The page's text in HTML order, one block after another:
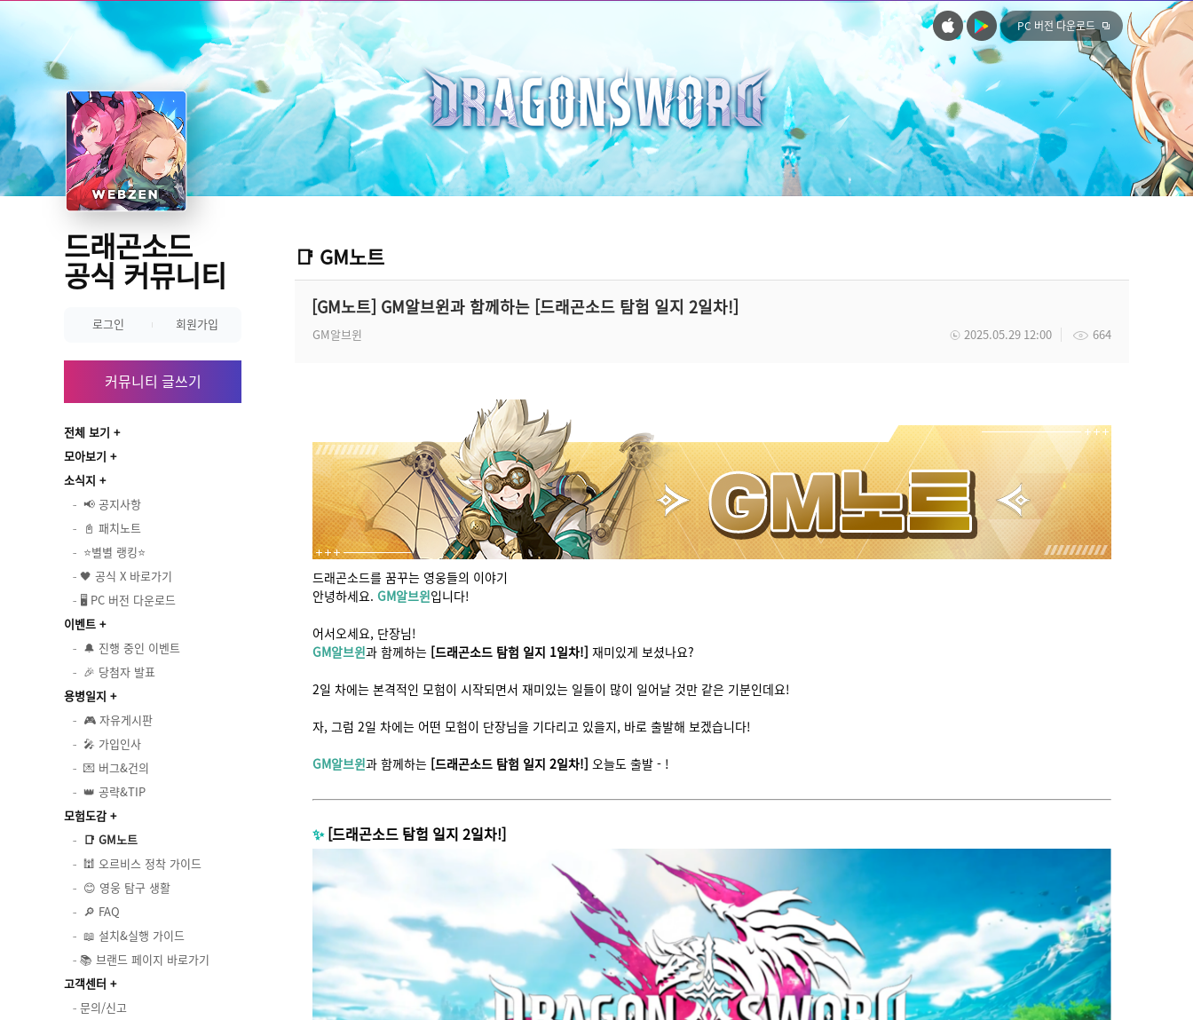
PC 버전 다운로드
드래곤소드
공식 커뮤니티
로그인 회원가입
커뮤니티 글쓰기
전체 보기
모아보기
소식지
📢 공지사항
📓 패치노트
⭐별별 랭킹⭐
🖤 공식 X 바로가기
🖥️ PC 버전 다운로드
이벤트
🔔 진행 중인 이벤트
🎉 당첨자 발표
용병일지
🎮 자유게시판
🎤 가입인사
💌 버그&건의
👑 공략&TIP
모험도감
📑 GM노트
🕍 오르비스 정착 가이드
😊 영웅 탐구 생활
🔎 FAQ
📖 설치&실행 가이드
📚 브랜드 페이지 바로가기
고객센터
문의/신고
📑 GM노트
[GM노트] GM알브윈과 함께하는 [드래곤소드 탐험 일지 2일차!]
GM알브윈 664
2025.05.29 12:00
드래곤소드를 꿈꾸는 영웅들의 이야기
안녕하세요. GM알브윈입니다!
어서오세요, 단장님!
GM알브윈과 함께하는 [드래곤소드 탐험 일지 1일차!] 재미있게 보셨나요?
2일 차에는 본격적인 모험이 시작되면서 재미있는 일들이 많이 일어날 것만 같은 기분인데요!
자, 그럼 2일 차에는 어떤 모험이 단장님을 기다리고 있을지, 바로 출발해 보겠습니다!
GM알브윈과 함께하는 [드래곤소드 탐험 일지 2일차!] 오늘도 출발 - !
✨[드래곤소드 탐험 일지 2일차!]